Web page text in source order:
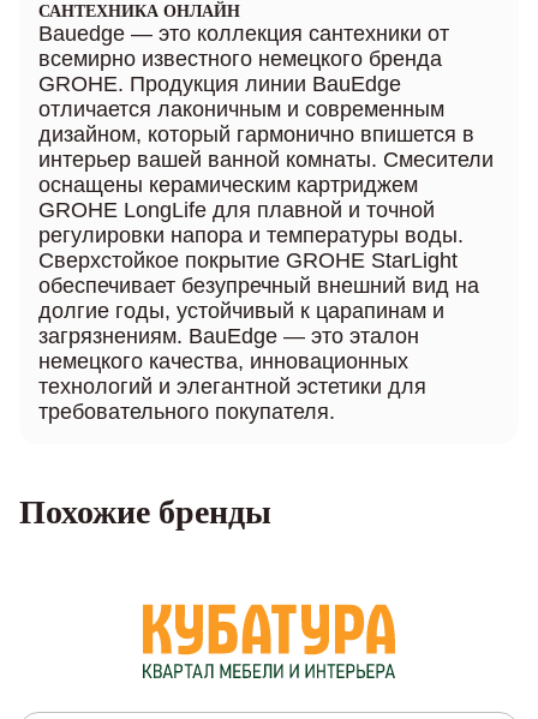
САНТЕХНИКА ОНЛАЙН
Bauedge — это коллекция сантехники от
всемирно известного немецкого бренда
GROHE. Продукция линии BauEdge
отличается лаконичным и современным
дизайном, который гармонично впишется в
интерьер вашей ванной комнаты. Смесители
оснащены керамическим картриджем
GROHE LongLife для плавной и точной
регулировки напора и температуры воды.
Сверхстойкое покрытие GROHE StarLight
обеспечивает безупречный внешний вид на
долгие годы, устойчивый к царапинам и
загрязнениям. BauEdge — это эталон
немецкого качества, инновационных
технологий и элегантной эстетики для
требовательного покупателя.
Похожие бренды